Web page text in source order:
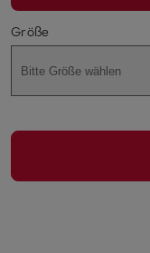
Größe
Bitte Größe wählen